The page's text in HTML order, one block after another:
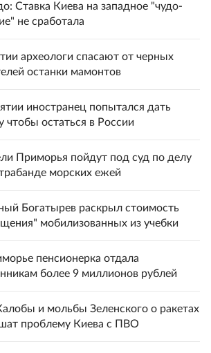
Ставка Киева на западное "чудо-
не сработала
археологи спасают от черных
останки мамонтов
иностранец попытался дать
чтобы остаться в России
Приморья пойдут под суд по делу
морских ежей
Богатырев раскрыл стоимость
мобилизованных из учебки
пенсионерка отдала
более 9 миллионов рублей
и мольбы Зеленского о ракетах
проблему Киева с ПВО